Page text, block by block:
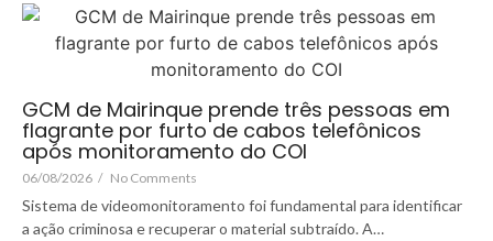
GCM de Mairinque prende três pessoas em
flagrante por furto de cabos telefônicos
após monitoramento do COI
06/08/2026 / No Comments
Sistema de videomonitoramento foi fundamental para identificar
a ação criminosa e recuperar o material subtraído. A…